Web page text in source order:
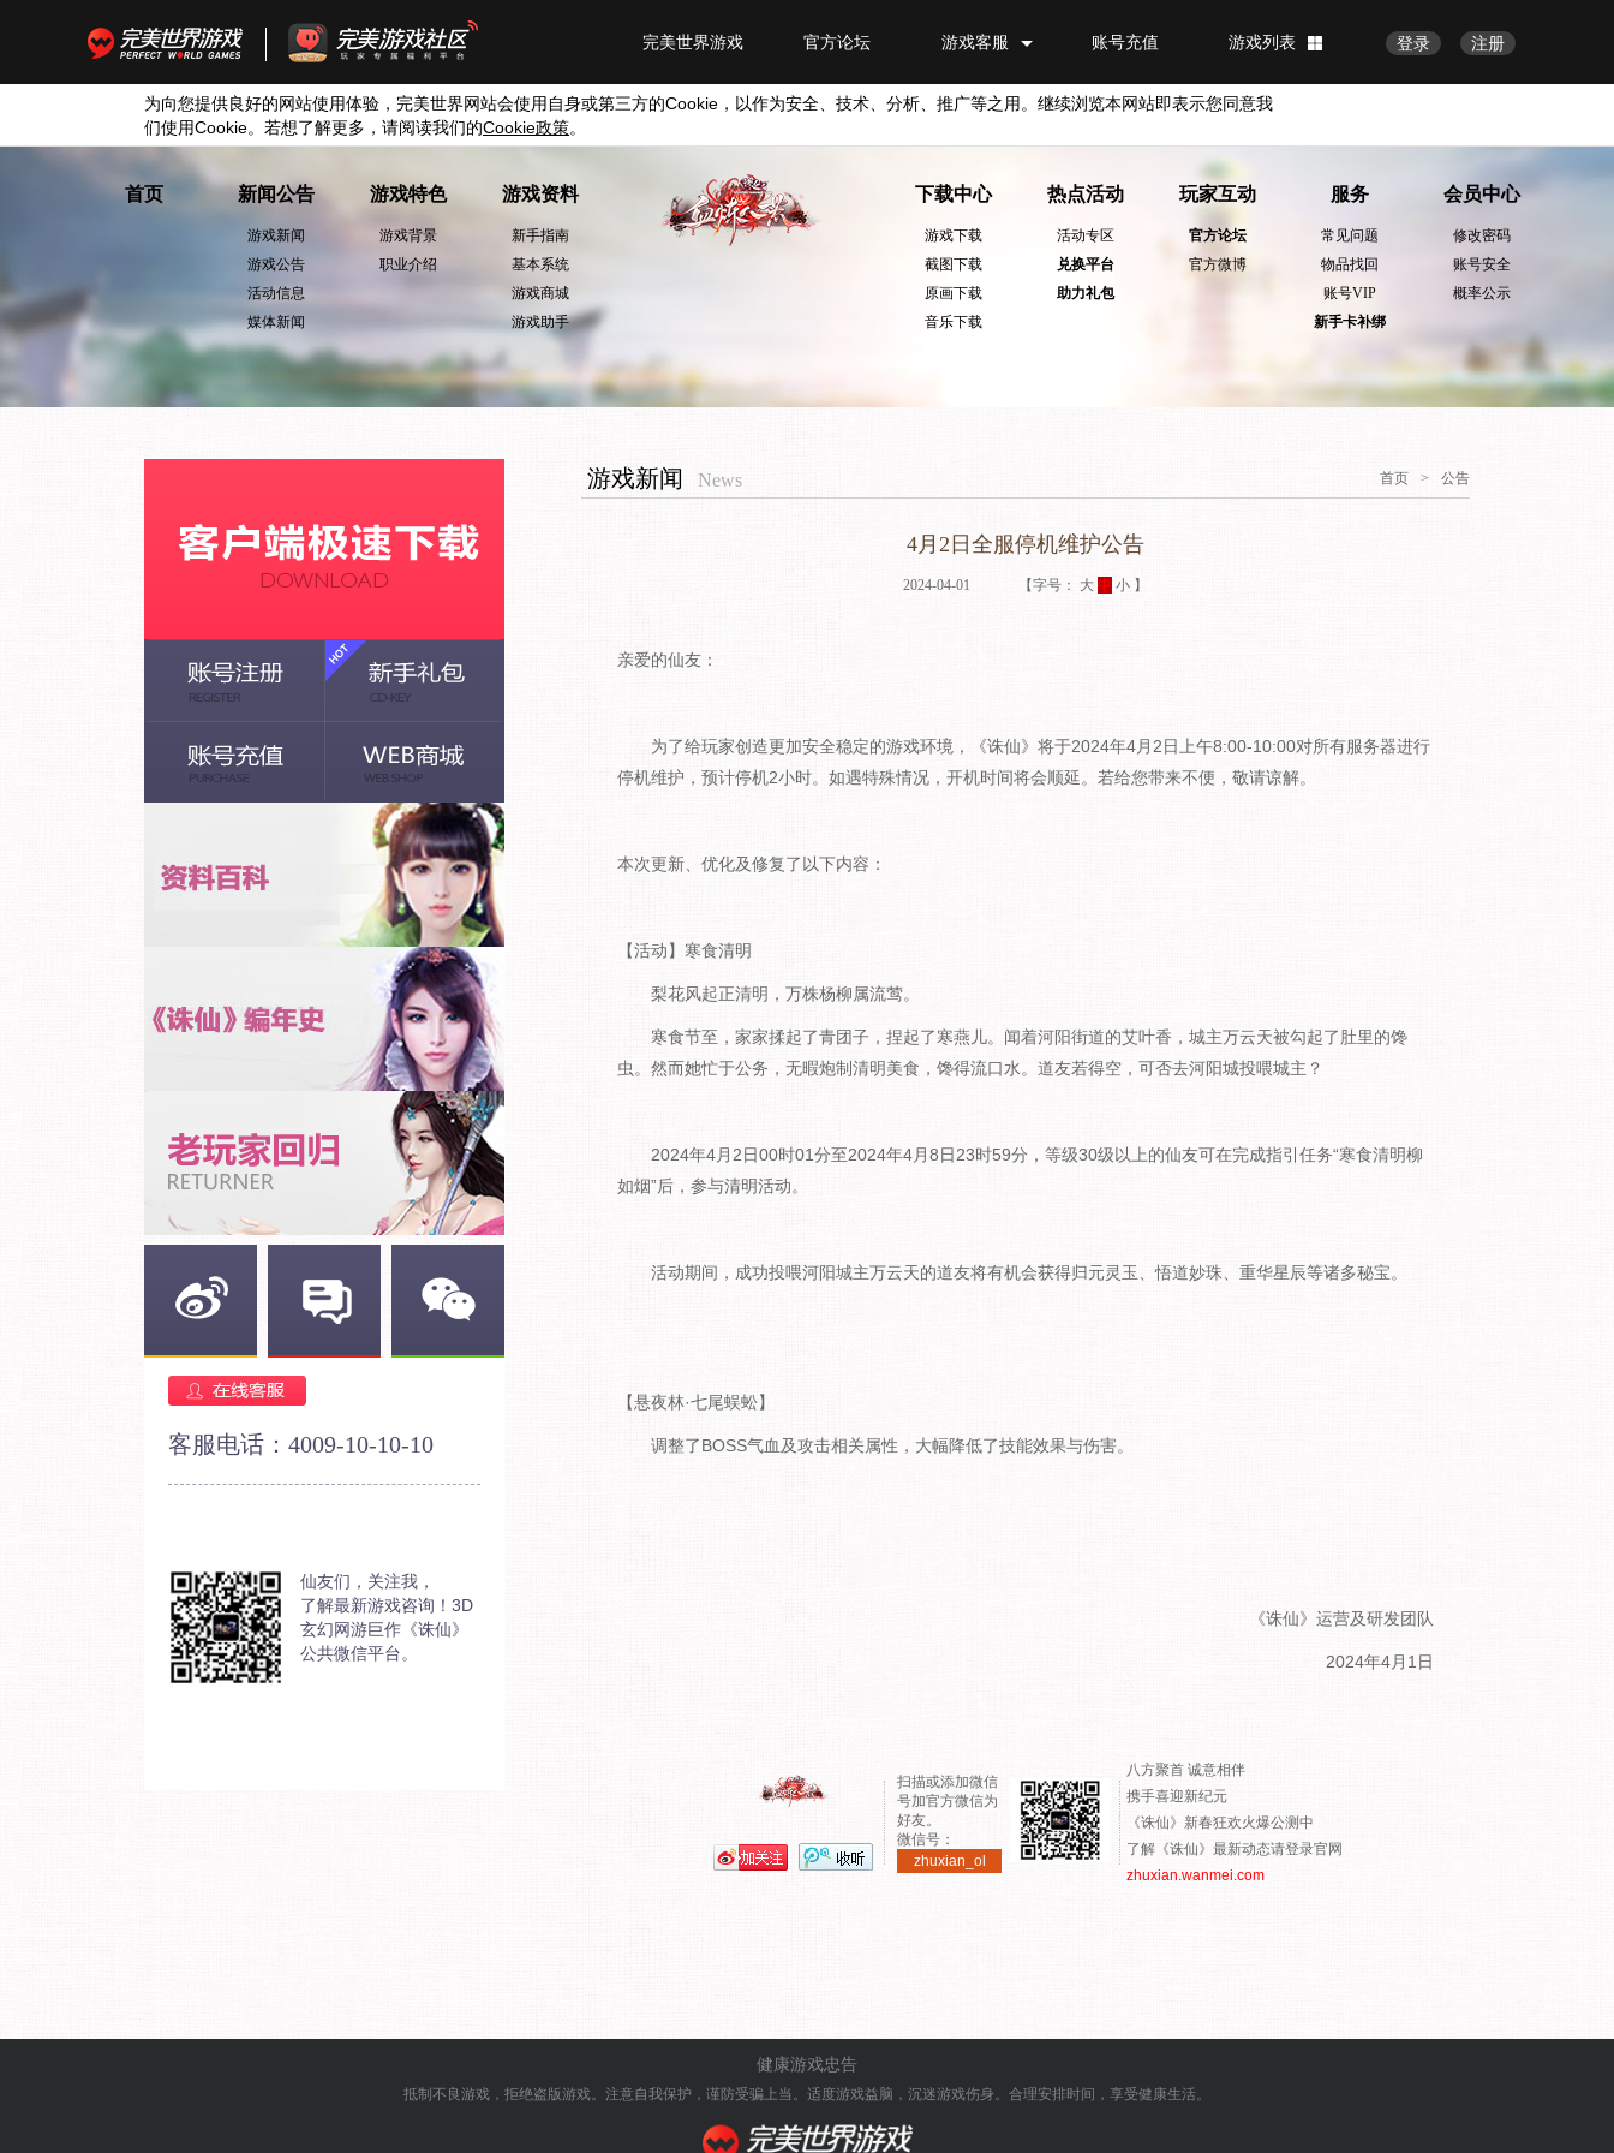
注册
登录
游戏列表
账号充值
游戏客服
官方论坛
完美世界游戏
为向您提供良好的网站使用体验，完美世界网站会使用自身或第三方的Cookie ，以作为安全、技术、分析、推广等之用。继续浏览本网站即表示您同意我
们使用Cookie。若想了解更多，请阅读我们的Cookie政策。
首页 新闻公告
游戏新闻
游戏公告
活动信息
媒体新闻
游戏特色
游戏背景
职业介绍
游戏资料
新手指南
基本系统
游戏商城
游戏助手
下载中心
游戏下载
截图下载
原画下载
音乐下载
热点活动
活动专区
兑换平台
助力礼包
玩家互动
官方论坛
官方微博
服务
常见问题
物品找回
账号VIP
新手卡补绑
会员中心
修改密码
账号安全
概率公示
客服电话：4009-10-10-10
仙友们，关注我，
了解最新游戏咨询！3D
玄幻网游巨作《诛仙》
公共微信平台。
首页 > 公告
游戏新闻 News
4月2日全服停机维护公告
2024-04-01 【字号： 大 中 小 】
亲爱的仙友：
为了给玩家创造更加安全稳定的游戏环境，《诛仙》将于2024年4月2日上午8:00-10:00对所有服务器进行
停机维护，预计停机2小时。如遇特殊情况，开机时间将会顺延。若给您带来不便，敬请谅解。
本次更新、优化及修复了以下内容：
【活动】寒食清明
梨花风起正清明，万株杨柳属流莺。
寒食节至，家家揉起了青团子，捏起了寒燕儿。闻着河阳街道的艾叶香，城主万云天被勾起了肚里的馋
虫。然而她忙于公务，无暇炮制清明美食，馋得流口水。道友若得空，可否去河阳城投喂城主？
2024年4月2日00时01分至2024年4月8日23时59分，等级30级以上的仙友可在完成指引任务“寒食清明柳
如烟”后，参与清明活动。
活动期间，成功投喂河阳城主万云天的道友将有机会获得归元灵玉、悟道妙珠、重华星辰等诸多秘宝。
【悬夜林·七尾蜈蚣】
调整了BOSS气血及攻击相关属性，大幅降低了技能效果与伤害。
《诛仙》运营及研发团队
2024年4月1日
扫描或添加微信
号加官方微信为
好友。
微信号：
zhuxian_ol
八方聚首 诚意相伴
携手喜迎新纪元
《诛仙》新春狂欢火爆公测中
了解《诛仙》最新动态请登录官网
zhuxian.wanmei.com
健康游戏忠告
抵制不良游戏，拒绝盗版游戏。注意自我保护，谨防受骗上当。 适度游戏益脑，沉迷游戏伤身。合理安排时间，享受健康生活。